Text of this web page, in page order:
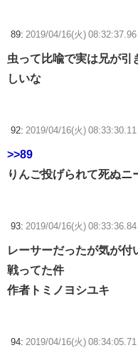
89: 2019/04/16(火)
虫って比喩で実は兄が引
しいな
92: 2019/04/16(火)
>>89
りんご投げられて死ぬニ
93: 2019/04/16(火)
レーサーだったが気が付
戦ってた件
作者トミノヨシユキ
94: 2019/04/16(火)